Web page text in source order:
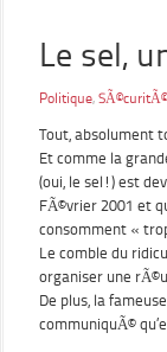
Le sel,
Politique,
Tout, absolument
Et comme la
(oui, le sel!) est
FÃ©vrier 2001 et
consomment «
Le comble du
organiser une
De plus, la
communiquÃ©